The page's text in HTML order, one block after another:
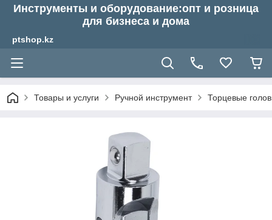
Инструменты и оборудование:опт и розница
для бизнеса и дома
ptshop.kz
Товары и услуги Ручной инструмент Торцевые